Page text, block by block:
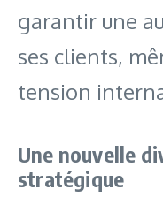
garantir une
ses clients,
tension
Une nouvelle
stratégique